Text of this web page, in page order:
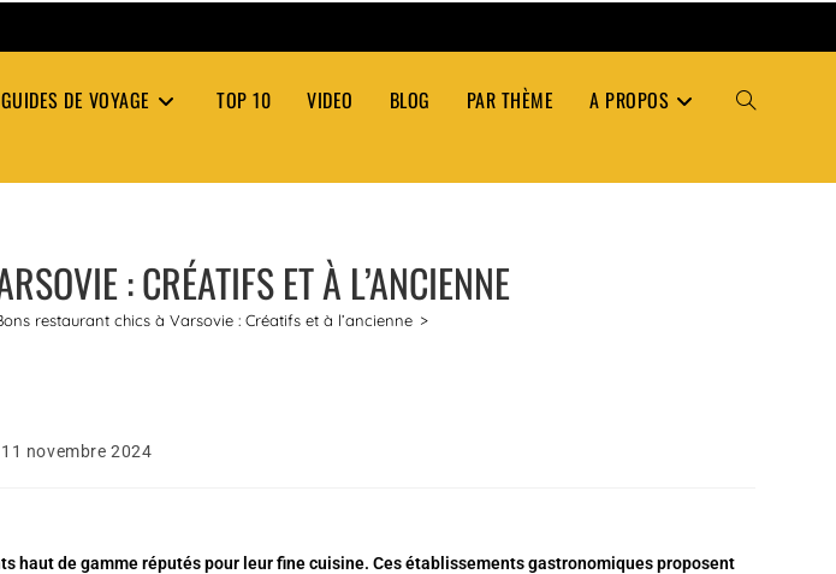
GUIDES DE VOYAGE TOP 10 VIDEO BLOG PAR THÈME A PROPOS TOGGLE
: CRÉATIFS ET À L’ANCIENNE
restaurant chics à Varsovie : Créatifs et à l’ancienne >
novembre 2024
haut de gammeréputés pour leurfine cuisine. Ces établissements gastronomiques proposent